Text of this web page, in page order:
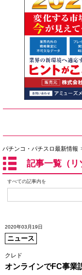
パチンコ・パチスロ最新情報
記事一覧（リ
すべての記事内を
2020年03月19日
ニュース
クレド
オンラインでFC事業